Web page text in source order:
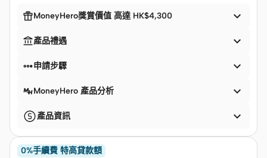
MoneyHero獎賞價值 高達 HK$4,300 
產品禮遇 
申請步驟 
MoneyHero 產品分析 
產品資訊 
0%手續費 特高貸款額